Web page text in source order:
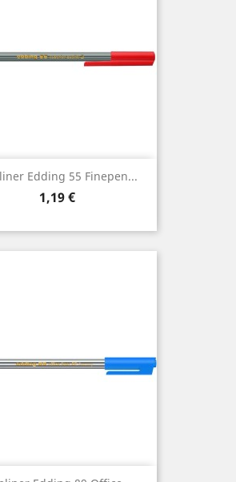
Edding 55 Finepen...
Preis
1,19 €